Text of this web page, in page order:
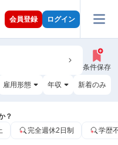
会員登録 ログイン
条件保存
雇用形態 年収 新着のみ
？
完全週休2日制 学歴